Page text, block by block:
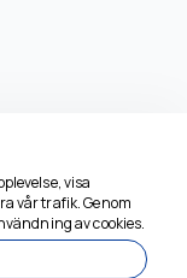
visa
vår trafik. Genom
av cookies.